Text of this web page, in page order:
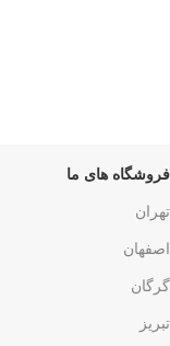
فروشگاه های ما
تهران
اصفهان
گرگان
تبریز